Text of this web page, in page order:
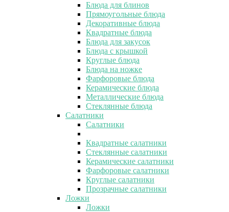
Блюда для блинов
Прямоугольные блюда
Декоративные блюда
Квадратные блюда
Блюда для закусок
Блюда с крышкой
Круглые блюда
Блюда на ножке
Фарфоровые блюда
Керамические блюда
Металлические блюда
Стеклянные блюда
Салатники
Салатники
Квадратные салатники
Стеклянные салатники
Керамические салатники
Фарфоровые салатники
Круглые салатники
Прозрачные салатники
Ложки
Ложки